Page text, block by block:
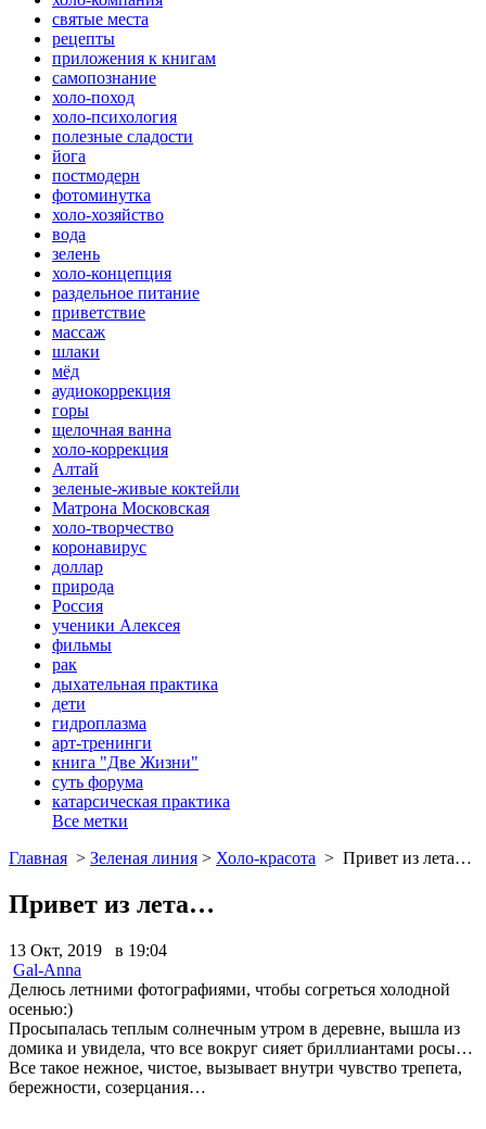
святые места
рецепты
приложения к книгам
самопознание
холо-поход
холо-психология
полезные сладости
йога
постмодерн
фотоминутка
холо-хозяйство
вода
зелень
холо-концепция
раздельное питание
приветствие
массаж
шлаки
мёд
аудиокоррекция
горы
щелочная ванна
холо-коррекция
Алтай
зеленые-живые коктейли
Матрона Московская
холо-творчество
коронавирус
доллар
природа
Россия
ученики Алексея
фильмы
рак
дыхательная практика
дети
гидроплазма
арт-тренинги
книга "Две Жизни"
суть форума
катарсическая практика
Все метки
Главная > Зеленая линия > Холо-красота > Привет из лета…
Привет из лета…
13 Окт, 2019 в 19:04
Gal-Anna
Делюсь летними фотографиями, чтобы согреться холодной
осенью:)
Просыпалась теплым солнечным утром в деревне, вышла из
домика и увидела, что все вокруг сияет бриллиантами росы…
Все такое нежное, чистое, вызывает внутри чувство трепета,
бережности, созерцания…